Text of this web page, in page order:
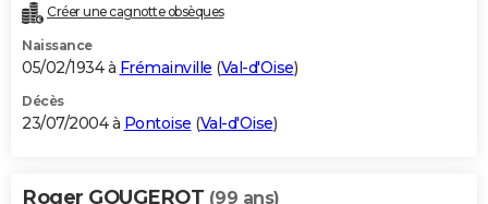
Créer une cagnotte obsèques
Naissance
05/02/1934 à Frémainville (Val-d'Oise)
Décès
23/07/2004 à Pontoise (Val-d'Oise)
Roger GOUGEROT (99 ans)